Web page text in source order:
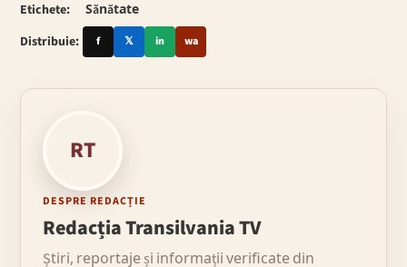
Etichete:
Sănătate
Distribuie:
f 𝕏 in wa
RT
DESPRE REDACȚIE
Redacția Transilvania TV
Știri, reportaje și informații verificate din